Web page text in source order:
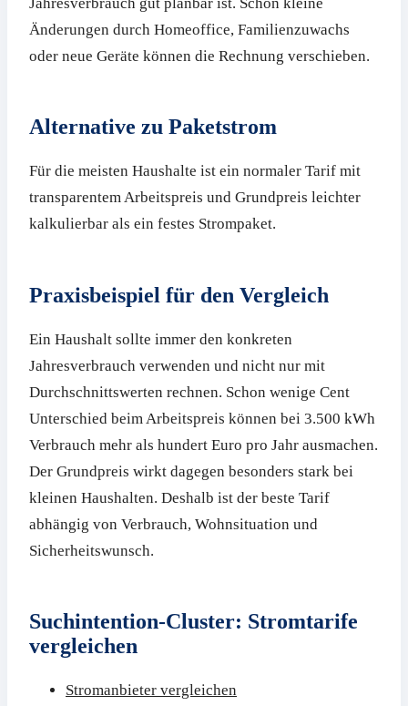
Änderungen durch Homeoffice, Familienzuwachs
oder neue Geräte können die Rechnung verschieben.
Alternative zu Paketstrom
Für die meisten Haushalte ist ein normaler Tarif mit
transparentem Arbeitspreis und Grundpreis leichter
kalkulierbar als ein festes Strompaket.
Praxisbeispiel für den Vergleich
Ein Haushalt sollte immer den konkreten
Jahresverbrauch verwenden und nicht nur mit
Durchschnittswerten rechnen. Schon wenige Cent
Unterschied beim Arbeitspreis können bei 3.500 kWh
Verbrauch mehr als hundert Euro pro Jahr ausmachen.
Der Grundpreis wirkt dagegen besonders stark bei
kleinen Haushalten. Deshalb ist der beste Tarif
abhängig von Verbrauch, Wohnsituation und
Sicherheitswunsch.
Suchintention-Cluster: Stromtarife
vergleichen
Stromanbieter vergleichen